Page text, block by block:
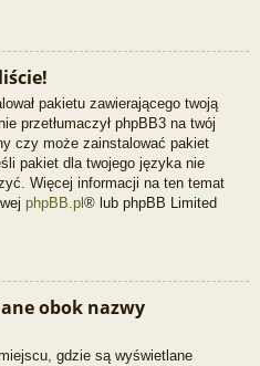
pakietu zawierającego twoją
przetłumaczył phpBB3 na twój
czy może zainstalować pakiet
pakiet dla twojego języka nie
Więcej informacji na ten temat
phpBB.pl ® lub phpBB Limited
obok nazwy
gdzie są wyświetlane